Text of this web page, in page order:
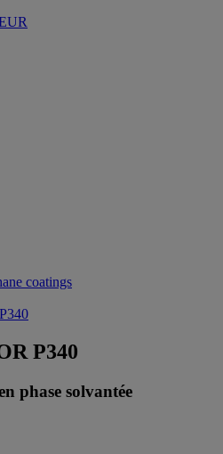
coatings
P340
phase solvantée